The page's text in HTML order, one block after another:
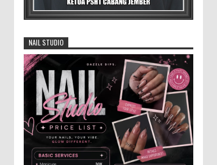
Digelontor Bantuan CSR Jumbo dan Bibit
Ternak Gratis ‎
‎BLORA – Wakil Bupati Blora Hj. Sri
Setyorini menghadiri Rapat Anggota Tahunan (RAT)
Kelompok Tani Hutan (KTH) Masjid Baitur Mulyo yang
dig...
Anggota Karang Taruna Urunan Demi
Nobar Indonesia Lawan Vietnam
Pertandingan sepakbola antara Tim
Indonesia dan Vietnam tidak dilewatkan
NAIL STUDIO